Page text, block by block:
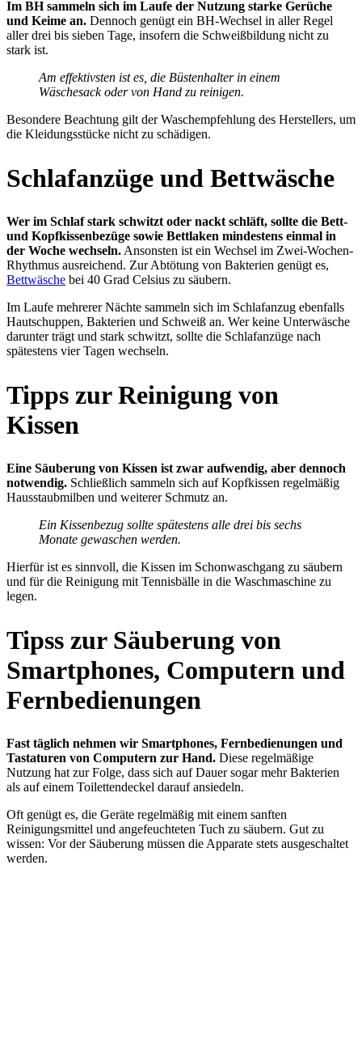
Im BH sammeln sich im Laufe der Nutzung starke Gerüche
und Keime an. Dennoch genügt ein BH-Wechsel in aller Regel
aller drei bis sieben Tage, insofern die Schweißbildung nicht zu
stark ist.
Am effektivsten ist es, die Büstenhalter in einem
Wäschesack oder von Hand zu reinigen.
Besondere Beachtung gilt der Waschempfehlung des Herstellers, um
die Kleidungsstücke nicht zu schädigen.
Schlafanzüge und Bettwäsche
Wer im Schlaf stark schwitzt oder nackt schläft, sollte die Bett-
und Kopfkissenbezüge sowie Bettlaken mindestens einmal in
der Woche wechseln. Ansonsten ist ein Wechsel im Zwei-Wochen-
Rhythmus ausreichend. Zur Abtötung von Bakterien genügt es,
Bettwäsche bei 40 Grad Celsius zu säubern.
Im Laufe mehrerer Nächte sammeln sich im Schlafanzug ebenfalls
Hautschuppen, Bakterien und Schweiß an. Wer keine Unterwäsche
darunter trägt und stark schwitzt, sollte die Schlafanzüge nach
spätestens vier Tagen wechseln.
Tipps zur Reinigung von
Kissen
Eine Säuberung von Kissen ist zwar aufwendig, aber dennoch
notwendig. Schließlich sammeln sich auf Kopfkissen regelmäßig
Hausstaubmilben und weiterer Schmutz an.
Ein Kissenbezug sollte spätestens alle drei bis sechs
Monate gewaschen werden.
Hierfür ist es sinnvoll, die Kissen im Schonwaschgang zu säubern
und für die Reinigung mit Tennisbälle in die Waschmaschine zu
legen.
Tipss zur Säuberung von
Smartphones, Computern und
Fernbedienungen
Fast täglich nehmen wir Smartphones, Fernbedienungen und
Tastaturen von Computern zur Hand. Diese regelmäßige
Nutzung hat zur Folge, dass sich auf Dauer sogar mehr Bakterien
als auf einem Toilettendeckel darauf ansiedeln.
Oft genügt es, die Geräte regelmäßig mit einem sanften
Reinigungsmittel und angefeuchteten Tuch zu säubern. Gut zu
wissen: Vor der Säuberung müssen die Apparate stets ausgeschaltet
werden.